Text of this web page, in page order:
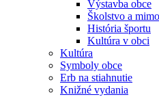
Výstavba obce
Školstvo a
História športu
Kultúra v obci
Kultúra
Symboly obce
Erb na stiahnutie
Knižné vydania